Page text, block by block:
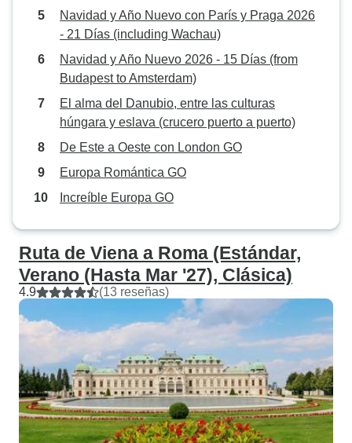
Navidad y Año Nuevo con París y Praga 2026
- 21 Días (including Wachau)
Navidad y Año Nuevo 2026 - 15 Días (from
Budapest to Amsterdam)
El alma del Danubio, entre las culturas
húngara y eslava (crucero puerto a puerto)
De Este a Oeste con London GO
Europa Romántica GO
Increíble Europa GO
Ruta de Viena a Roma (Estándar,
Verano (Hasta Mar '27), Clásica)
4.9 (13 reseñas)